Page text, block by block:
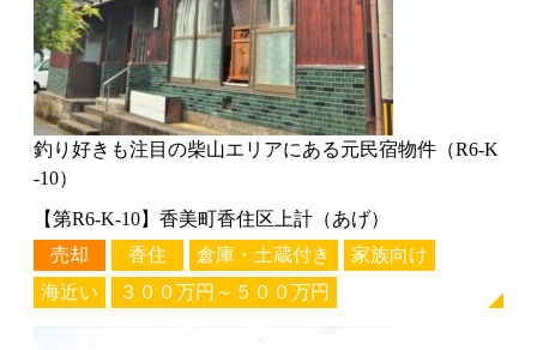
釣り好きも注目の柴山エリアにある元民宿物件（R6-K
-10）
【第R6-K-10】香美町香住区上計（あげ）
売却
香住 倉庫・土蔵付き
家族向け
海近い
３００万円～５００万円